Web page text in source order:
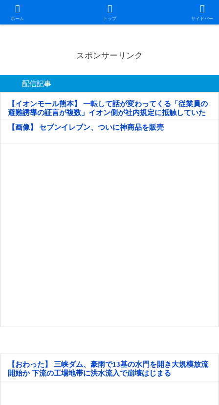
ホーム トップ サイドバー
日本第一！ニュース録
スポンサーリンク
配信記事
【イオンモール熊本】 一転して話が変わってくる「従業員の
避難誘導の証言が複数」イオン側が社内規定に抵触していた
疑い
【画像】 セブンイレブン、ついに神商品を販売
【おわった】 三峡ダム、豪雨で13基の水門を開き大規模放流
開始か 下流の工場地帯に洪水流入で崩壊はじまる